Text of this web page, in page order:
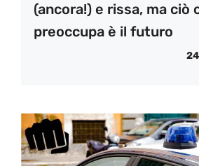
(ancora!) e rissa, ma ciò
preoccupa è il futuro